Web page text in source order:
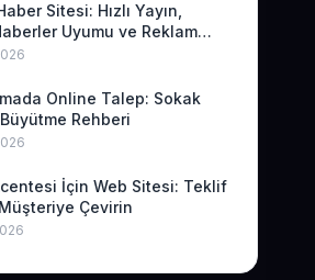
Sitesi: Hızlı Yayın,
Uyumu ve Reklam
Online Talep: Sokak
Rehberi
İçin Web Sitesi: Teklif
Çevirin